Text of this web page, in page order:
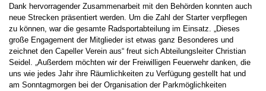
Dank hervorragender Zusammenarbeit mit den Behörden konnten auch
neue Strecken präsentiert werden. Um die Zahl der Starter verpflegen
zu können, war die gesamte Radsportabteilung im Einsatz. „Dieses
große Engagement der Mitglieder ist etwas ganz Besonderes und
zeichnet den Capeller Verein aus“ freut sich Abteilungsleiter Christian
Seidel. „Außerdem möchten wir der Freiwilligen Feuerwehr danken, die
uns wie jedes Jahr ihre Räumlichkeiten zu Verfügung gestellt hat und
am Sonntagmorgen bei der Organisation der Parkmöglichkeiten